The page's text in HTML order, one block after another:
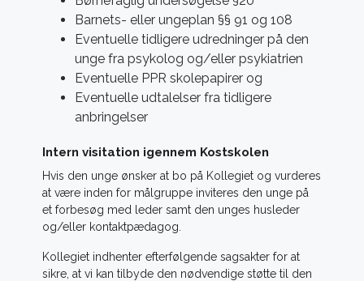
Barnets- eller ungeplan §§ 91 og 108
Eventuelle tidligere udredninger på den
unge fra psykolog og/eller psykiatrien
Eventuelle PPR skolepapirer og
Eventuelle udtalelser fra tidligere
anbringelser
Intern visitation igennem Kostskolen
Hvis den unge ønsker at bo på Kollegiet og vurderes
at være inden for målgruppe inviteres den unge på
et forbesøg med leder samt den unges husleder
og/eller kontaktpædagog.
Kollegiet indhenter efterfølgende sagsakter for at
sikre, at vi kan tilbyde den nødvendige støtte til den